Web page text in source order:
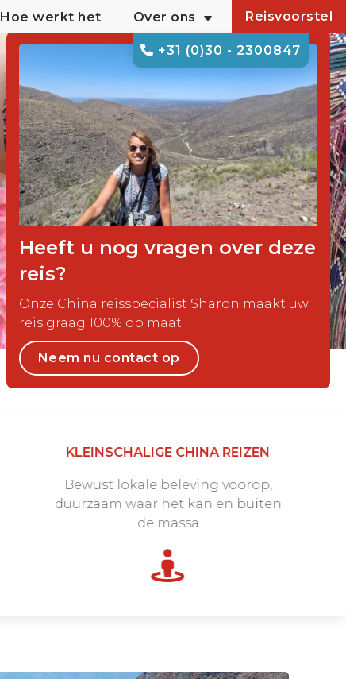
+31 (0)30 - 2300847
Hoe werkt het Over ons Reisvoorstel
Heeft u nog vragen over deze
reis?
Onze China reisspecialist Sharon maakt uw
reis graag 100% op maat
Neem nu contact op
KLEINSCHALIGE CHINA REIZEN
Bewust lokale beleving voorop,
duurzaam waar het kan en buiten
de massa